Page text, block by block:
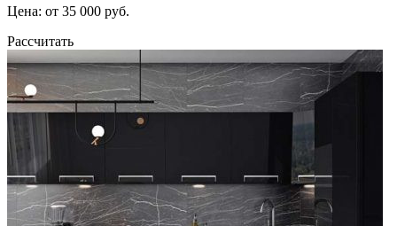
Цена: от 35 000 руб.
Рассчитать